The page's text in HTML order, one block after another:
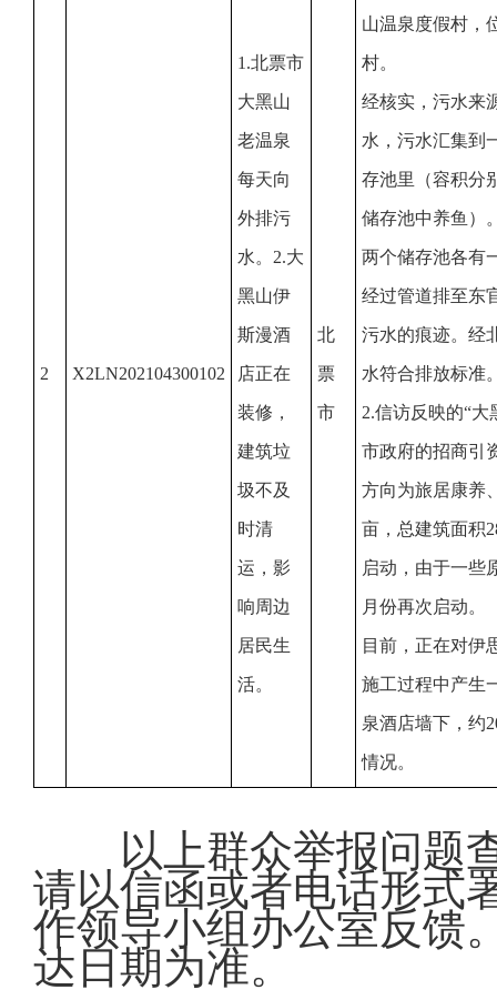
2 X2LN202104300102
1.北票市
大黑山
老温泉
每天向
外排污
水。2.大
黑山伊
斯漫酒
店正在
装修，
建筑垃
圾不及
时清
运，影
响周边
居民生
活。
北
票
市
山温泉度假村，
村。
经核实，污水来
水，污水汇集到
存池里（容积分
储存池中养鱼）
两个储存池各有
经过管道排至东
污水的痕迹。经
水符合排放标准
2.信访反映的“大
市政府的招商引
方向为旅居康养
亩，总建筑面积
启动，由于一些
月份再次启动。
目前，正在对伊
施工过程中产生
泉酒店墙下，约
情况。
以上群众举报问题
请以信函或者电话形式
作领导小组办公室反馈
达日期为准。